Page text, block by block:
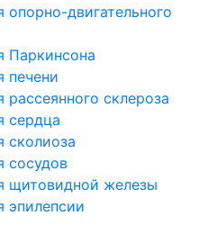
опорно-двигательного
Паркинсона
печени
рассеянного склероза
сердца
сколиоза
сосудов
щитовидной железы
эпилепсии